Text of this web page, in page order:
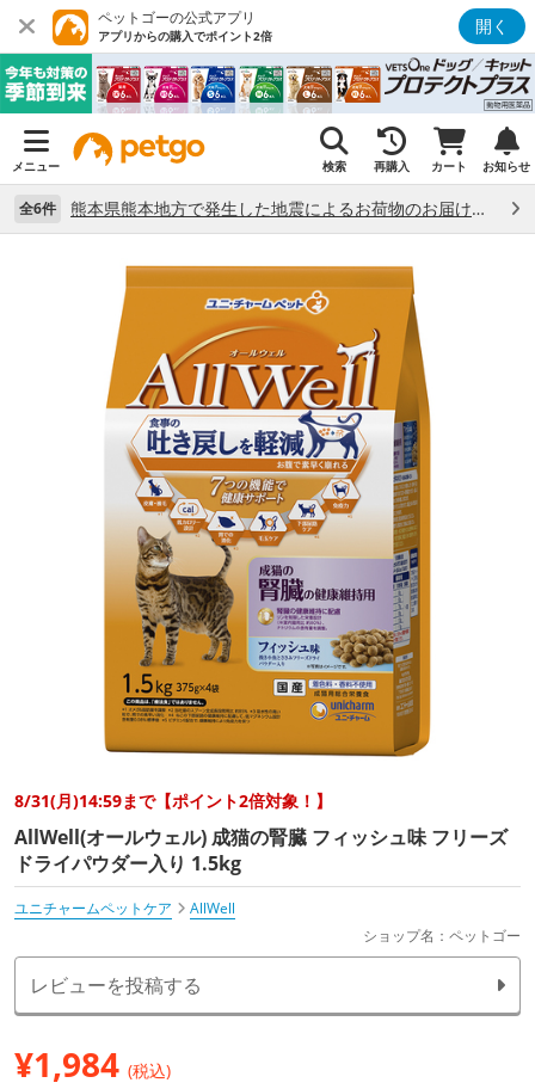
ペットゴーの公式アプリ
アプリからの購入でポイント2倍 開く
メニュー 検索 再購入 カート お知らせ
全6件 熊本県熊本地方で発生した地震によるお荷物のお届け状況について （7/28）
8/31(月)14:59まで【ポイント2倍対象！】
AllWell(オールウェル) 成猫の腎臓 フィッシュ味 フリーズ
ドライパウダー入り 1.5kg
ユニチャームペットケア
AllWell
ショップ名：ペットゴー
レビューを投稿する
¥1,984 (税込)